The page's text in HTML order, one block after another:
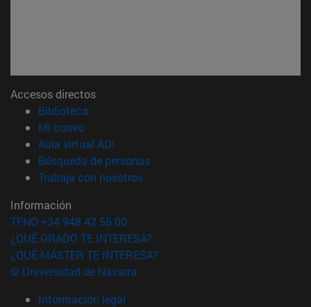
Accesos directos
Biblioteca
Mi correo(abre en nueva ventana)
Aula virtual ADI
Búsqueda de personas(abre en nueva ventana)
Trabaja con nosotros(abre en nueva ventana)
Información
TFNO +34 948 42 56 00
¿QUÉ GRADO TE INTERESA?
¿QUÉ MÁSTER TE INTERESA?
© Universidad de Navarra
Información legal